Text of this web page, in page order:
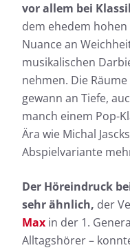
vor allem bei
dem ehedem
Nuance an
musikalischen
nehmen. Die
gewann an Tiefe,
manch einem Pop-
Ära wie Michal
Abspielvariante
Der Höreindruck
sehr ähnlich, der
Max in der 1.
Alltagshörer –